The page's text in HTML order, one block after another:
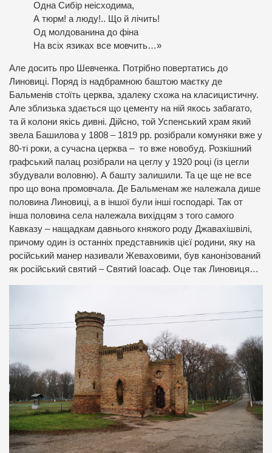
Одна Сибір неісходима,
А тюрм! а люду!.. Що й лічить!
Од молдованина до фіна
На всіх язиках все мовчить…»
Але досить про Шевченка. Потрібно повертатись до
Линовиці. Поряд із надбрамною баштою маєтку де
Бальменів стоїть церква, здалеку схожа на класицистичну.
Але зблизька здається що цементу на ній якось забагато,
та й колони якісь дивні. Дійсно, той Успенський храм який
звела Башилова у 1808 – 1819 рр. розібрали комуняки вже у
80-ті роки, а сучасна церква – то вже новобуд. Розкішний
графський палац розібрали на цеглу у 1920 році (із цегли
збудували воловню). А башту залишили. Та це ще не все
про що вона промовчала. Де Бальменам же належала дише
половина Линовиці, а в іншої були інші господарі. Так от
інша половина села належала вихідцям з того самого
Кавказу – нащадкам давнього княжого роду Джавахішвілі,
причому один із останніх представників цієї родини, яку на
російський манер називали Жеваховими, був канонізований
як російський святий – Святий Іоасаф. Оце так Линовиця…